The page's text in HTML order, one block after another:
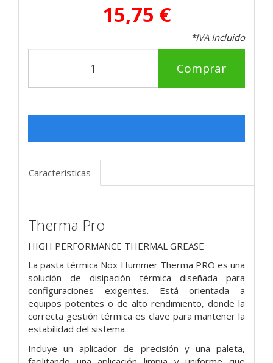
15,75 €
*IVA Incluido
Comprar
Características
Therma Pro
HIGH PERFORMANCE THERMAL GREASE
La pasta térmica Nox Hummer Therma PRO es una
solución de disipación térmica diseñada para
configuraciones exigentes. Está orientada a
equipos potentes o de alto rendimiento, donde la
correcta gestión térmica es clave para mantener la
estabilidad del sistema.
Incluye un aplicador de precisión y una paleta,